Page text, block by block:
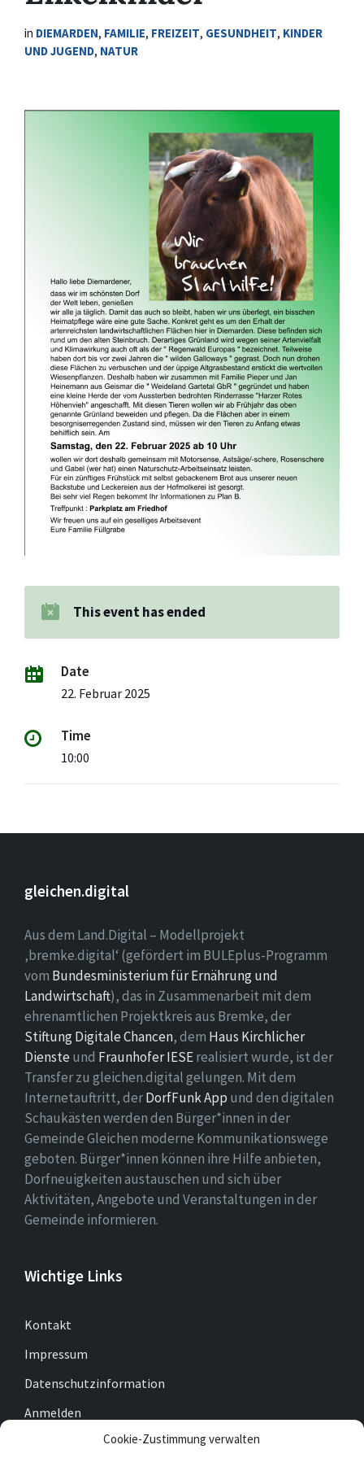
Cookie-Zustimmung verwalten
in DIEMARDEN, FAMILIE, FREIZEIT, GESUNDHEIT, KINDER
UND JUGEND, NATUR
This event has ended
Date
22. Februar 2025
Time
10:00
gleichen.digital
Aus dem Land.Digital – Modellprojekt
‚bremke.digital‘ (gefördert im BULEplus-Programm
vom Bundesministerium für Ernährung und
Landwirtschaft), das in Zusammenarbeit mit dem
ehrenamtlichen Projektkreis aus Bremke, der
Stiftung Digitale Chancen, dem Haus Kirchlicher
Dienste und Fraunhofer IESErealisiert wurde, ist der
Transfer zu gleichen.digital gelungen. Mit dem
Internetauftritt, derDorfFunk App und den digitalen
Schaukästen werden den Bürger*innen in der
Gemeinde Gleichen moderne Kommunikationswege
geboten. Bürger*innen können ihre Hilfe anbieten,
Dorfneuigkeiten austauschen und sich über
Aktivitäten, Angebote und Veranstaltungen in der
Gemeinde informieren.
Wichtige Links
Kontakt
Impressum
Datenschutzinformation
Anmelden
Cookie-Richtlinie (EU)